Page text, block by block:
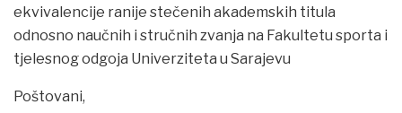
ekvivalencije ranije stečenih akademskih titula
odnosno naučnih i stručnih zvanja na Fakultetu sporta i
tjelesnog odgoja Univerziteta u Sarajevu
Poštovani,